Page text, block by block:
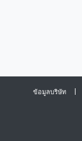
ข้อมูลบริษัท